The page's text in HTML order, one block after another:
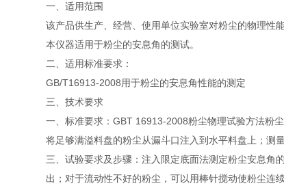
一、适用范围
该产品供生产、经营、使用单位实验室对粉尘的物理性能
本仪器适用于粉尘的安息角的测试。
二、适用标准要求：
GB/T16913-2008用于粉尘的安息角性能的测定
三、技术要求
一、标准要求：GBT 16913-2008粉尘物理试验方法粉
将足够满溢料盘的粉尘从漏斗口注入到水平料盘上；测
三、试验要求及步骤：注入限定底面法测定粉尘安息角
出；对于流动性不好的粉尘，可以用棒针搅动使粉尘连